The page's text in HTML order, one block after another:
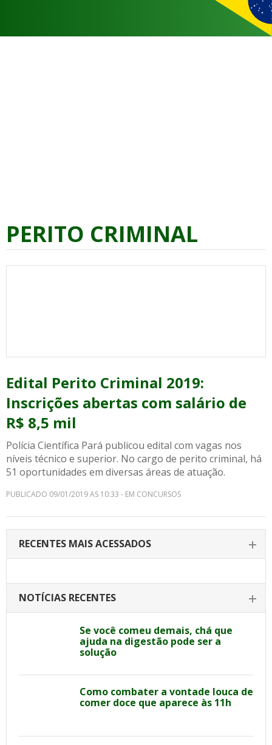
PERITO CRIMINAL
Edital Perito Criminal 2019:
Inscrições abertas com salário de
R$ 8,5 mil
Polícia Científica Pará publicou edital com vagas nos
níveis técnico e superior. No cargo de perito criminal, há
51 oportunidades em diversas áreas de atuação.
PUBLICADO 09/01/2019 AS 10:33 - EM CONCURSOS
RECENTES MAIS ACESSADOS
NOTÍCIAS RECENTES
Se você comeu demais, chá que
ajuda na digestão pode ser a
solução
Como combater a vontade louca de
comer doce que aparece às 11h